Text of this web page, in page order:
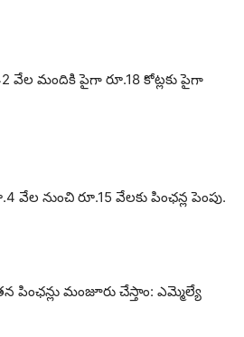
వేల మందికి పైగా రూ.18 కోట్లకు పైగా
వేల నుంచి రూ.15 వేలకు పింఛన్ల పెంపు.
పింఛన్లు మంజూరు చేస్తాం: ఎమ్మెల్యే